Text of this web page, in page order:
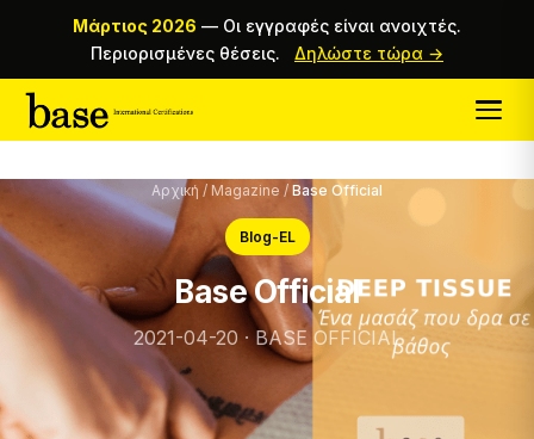
Μάρτιος 2026 — Οι εγγραφές είναι ανοιχτές.
Περιορισμένες θέσεις.
Δηλώστε τώρα →
Αρχική / Magazine / Base Official
Blog-EL
Base Official
2021-04-20 · BASE OFFICIAL